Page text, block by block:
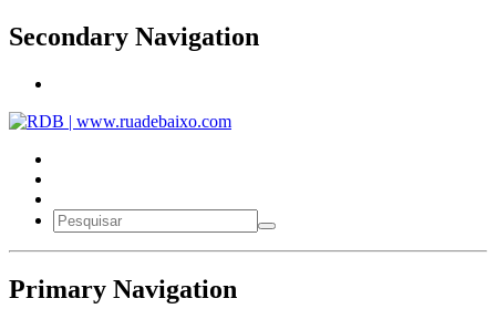
Secondary Navigation
Primary Navigation